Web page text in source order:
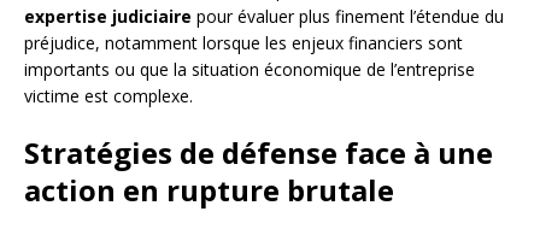
expertise judiciaire pour évaluer plus finement l’étendue du
préjudice, notamment lorsque les enjeux financiers sont
importants ou que la situation économique de l’entreprise
victime est complexe.
Stratégies de défense face à une
action en rupture brutale